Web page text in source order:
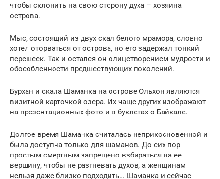
чтобы склонить на свою сторону духа – хозяина
острова.
Мыс, состоящий из двух скал белого мрамора, словно
хотел оторваться от острова, но его задержал тонкий
перешеек. Так и остался он олицетворением мудрости и
обособленности предшествующих поколений.
Бурхан и скала Шаманка на острове Ольхон являются
визитной карточкой озера. Их чаще других изображают
на презентационных фото и в буклетах о Байкале.
Долгое время Шаманка считалась неприкосновенной и
была доступна только для шаманов. До сих пор
простым смертным запрещено взбираться на ее
вершину, чтобы не разгневать духов, а женщинам
нельзя даже близко подходить… Шаманка и сейчас